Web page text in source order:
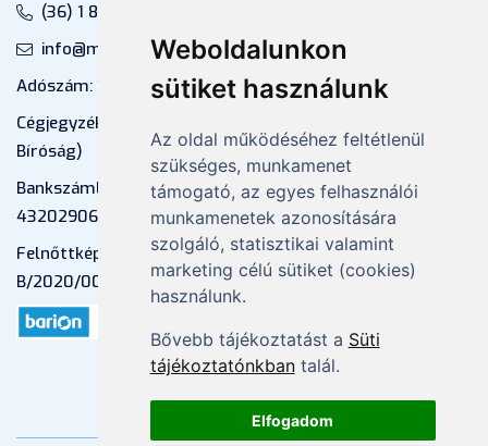
Weboldalunkon
sütiket használunk
Az oldal működéséhez feltétlenül
szükséges, munkamenet
támogató, az egyes felhasználói
munkamenetek azonosítására
szolgáló, statisztikai valamint
marketing célú sütiket (cookies)
használunk.
Bővebb tájékoztatást a Süti
tájékoztatónkbantalál.
Elfogadom
(36) 1 880 76 00
info@mprx.hu
Adószám: 13598145-2-41
Cégjegyzékszám: 01-09-883770 (Fővárosi
Bíróság)
Bankszámlaszám: CIB Bank, 10700581-
43202906-51100005
Felnőttképzési nyilvántartási szám:
B/2020/000053